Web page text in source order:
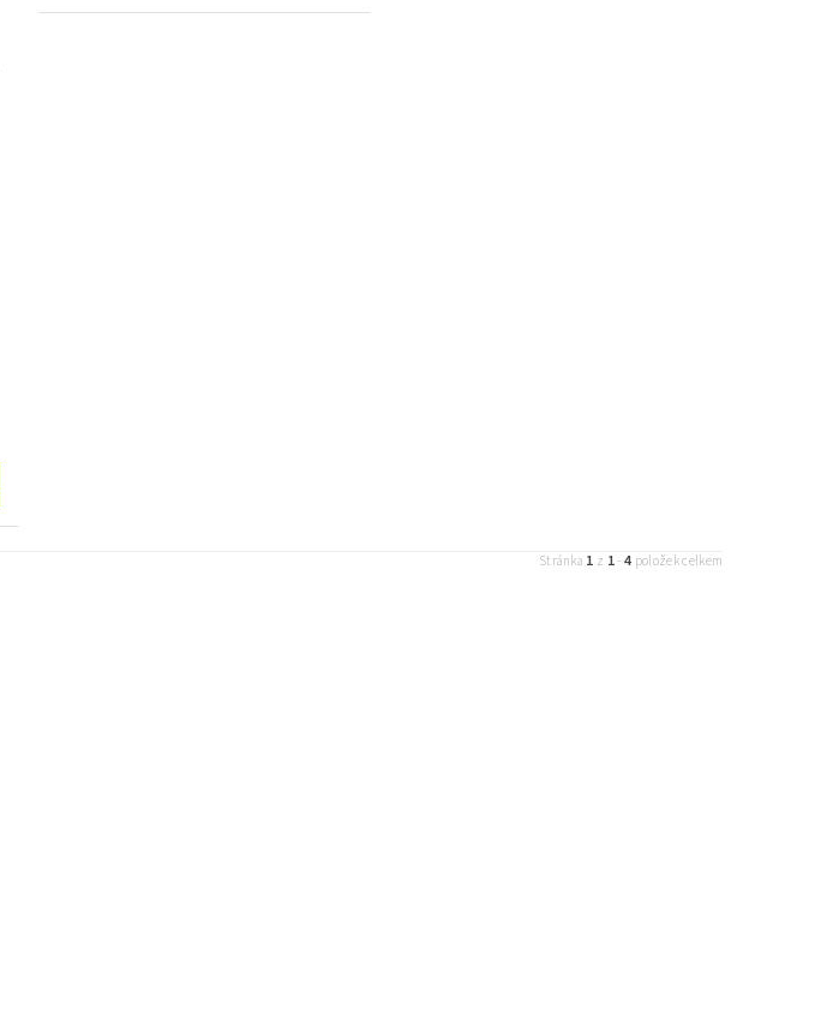
Stránka 1 z 1-4 položek celkem